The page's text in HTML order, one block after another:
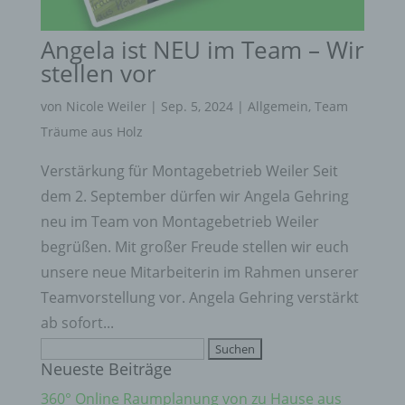
Angela ist NEU im Team – Wir
stellen vor
von Nicole Weiler | Sep. 5, 2024| Allgemein, Team
Träume aus Holz
Verstärkung für Montagebetrieb Weiler Seit
dem 2. September dürfen wir Angela Gehring
neu im Team von Montagebetrieb Weiler
begrüßen. Mit großer Freude stellen wir euch
unsere neue Mitarbeiterin im Rahmen unserer
Teamvorstellung vor. Angela Gehring verstärkt
ab sofort...
nach:
Neueste Beiträge
360° Online Raumplanung von zu Hause aus
die personenbezogenen Daten nicht einer
identifizierten oder identifizierbaren natürlichen
Person zugewiesen werden.
g) Verantwortlicher oder für die Verarbeitung
Verantwortlicher oder für die Verarbeitung
die allein oder gemeinsam mit anderen über die
Zwecke und Mittel der Verarbeitung von
personenbezogenen Daten entscheidet. Sind die
Zwecke und Mittel dieser Verarbeitung durch das
Unionsrecht oder das Recht der Mitgliedstaaten
vorgegeben, so kann der Verantwortliche
seiner Benennung nach dem Unionsrecht oder
dem Recht der Mitgliedstaaten vorgesehen
werden.
h) Auftragsverarbeiter